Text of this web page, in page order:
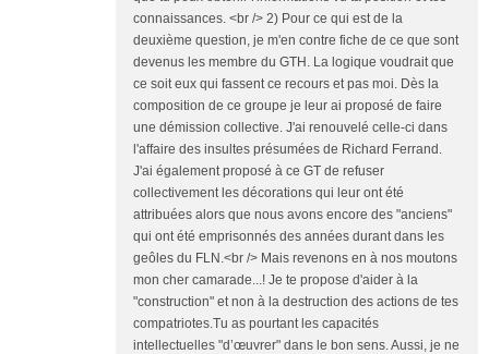
connaissances. <br /> 2) Pour ce qui est de la
deuxième question, je m'en contre fiche de ce que sont
devenus les membre du GTH. La logique voudrait que
ce soit eux qui fassent ce recours et pas moi. Dès la
composition de ce groupe je leur ai proposé de faire
une démission collective. J'ai renouvelé celle-ci dans
l'affaire des insultes présumées de Richard Ferrand.
J'ai également proposé à ce GT de refuser
collectivement les décorations qui leur ont été
attribuées alors que nous avons encore des "anciens"
qui ont été emprisonnés des années durant dans les
geôles du FLN.<br /> Mais revenons en à nos moutons
mon cher camarade...! Je te propose d'aider à la
"construction" et non à la destruction des actions de tes
compatriotes.Tu as pourtant les capacités
intellectuelles "d’œuvrer" dans le bon sens. Aussi, je ne